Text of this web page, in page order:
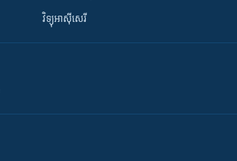
វិទ្យុ​អាស៊ី​សេរី